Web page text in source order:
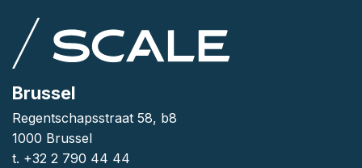
Brussel
Regentschapsstraat 58, b8
1000 Brussel
t. +32 2 790 44 44